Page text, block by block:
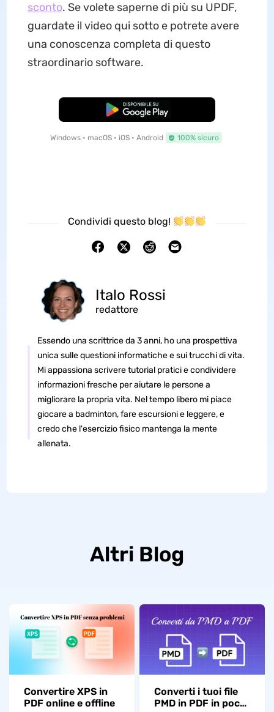
sconto. Se volete saperne di più su UPDF,
guardate il video qui sotto e potrete avere
una conoscenza completa di questo
straordinario software.
Download Gratis
Windows • macOS • iOS • Android 100% sicuro
Condividi questo blog!
Italo Rossi
redattore
Essendo una scrittrice da 3 anni, ho una prospettiva
unica sulle questioni informatiche e sui trucchi di vita.
Mi appassiona scrivere tutorial pratici e condividere
informazioni fresche per aiutare le persone a
migliorare la propria vita. Nel tempo libero mi piace
giocare a badminton, fare escursioni e leggere, e
credo che l'esercizio fisico mantenga la mente
allenata.
Altri Blog
Convertire XPS in
PDF online e offline
Converti i tuoi file
PMD in PDF in pochi